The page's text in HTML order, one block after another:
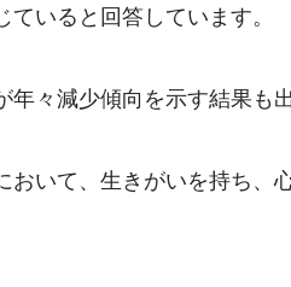
いると回答しています。
々減少傾向を示す結果も
いて、生きがいを持ち、